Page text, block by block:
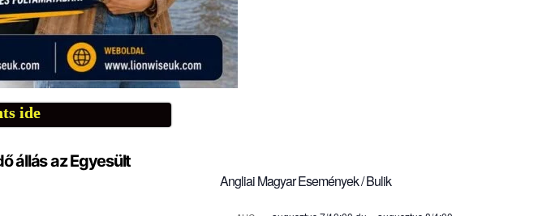
ide
állás az Egyesült
Angliai Magyar Események / Bulik